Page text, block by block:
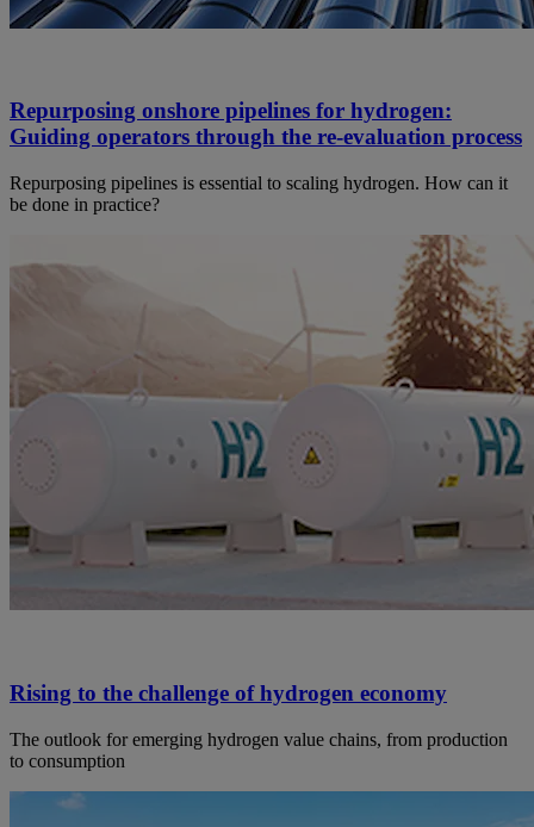
Repurposing onshore pipelines for hydrogen:
Guiding operators through the re-evaluation process
Repurposing pipelines is essential to scaling hydrogen. How can it
be done in practice?
Rising to the challenge of hydrogen economy
The outlook for emerging hydrogen value chains, from production
to consumption